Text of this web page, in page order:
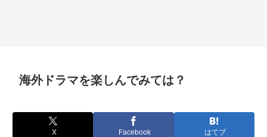
海外ドラマを楽しんでみては？
X Facebook はてブ